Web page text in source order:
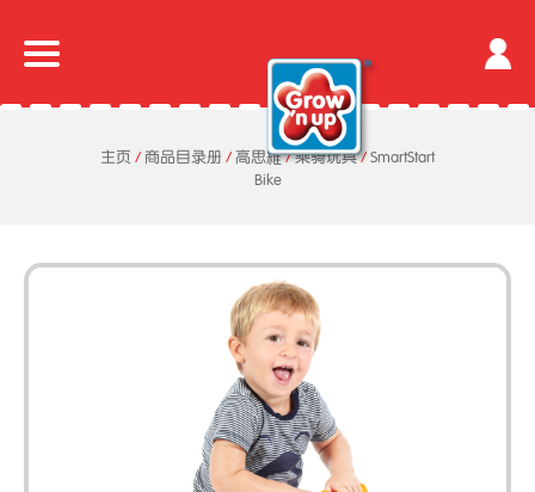
主页 / 商品目录册 / 高思維 / 乘骑玩具 / SmartStart
Bike